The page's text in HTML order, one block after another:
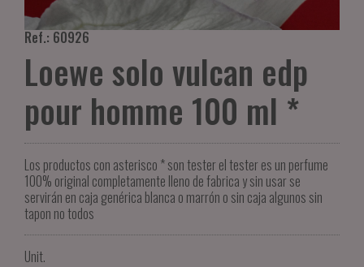
Ref.: 60926
Loewe solo vulcan edp
pour homme 100 ml *
Los productos con asterisco * son tester el tester es un perfume
100% original completamente lleno de fabrica y sin usar se
servirán en caja genérica blanca o marrón o sin caja algunos sin
tapon no todos
Unit.